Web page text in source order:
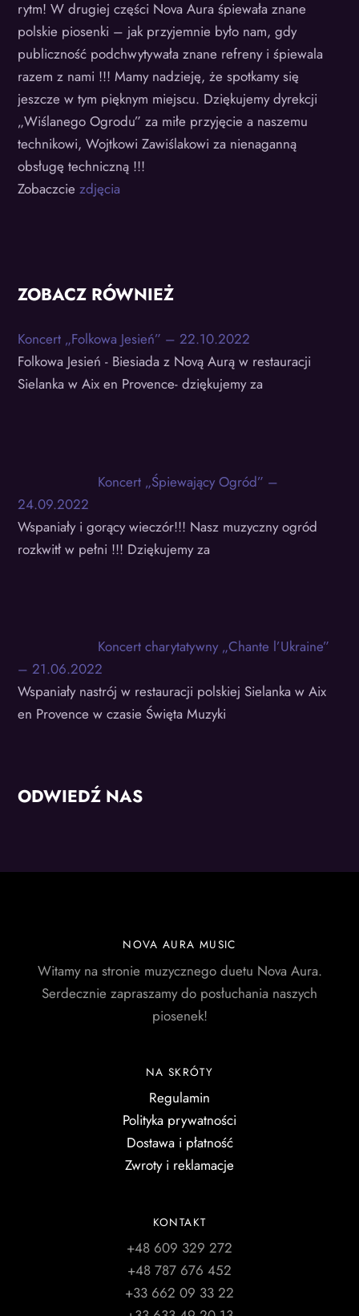
rytm! W drugiej części Nova Aura śpiewała znane
polskie piosenki – jak przyjemnie było nam, gdy
publiczność podchwytywała znane refreny i śpiewala
razem z nami !!! Mamy nadzieję, że spotkamy się
jeszcze w tym pięknym miejscu. Dziękujemy dyrekcji
„Wiślanego Ogrodu” za miłe przyjęcie a naszemu
technikowi, Wojtkowi Zawiślakowi za nienaganną
obsługę techniczną !!!
Zobaczciezdjęcia
ZOBACZ RÓWNIEŻ
Koncert „Folkowa Jesień” – 22.10.2022
Folkowa Jesień - Biesiada z Novą Aurą w restauracji
Sielanka w Aix en Provence- dziękujemy za
Koncert „Śpiewający Ogród” –
24.09.2022
Wspaniały i gorący wieczór!!! Nasz muzyczny ogród
rozkwitł w pełni !!! Dziękujemy za
Koncert charytatywny „Chante l’Ukraine”
– 21.06.2022
Wspaniały nastrój w restauracji polskiej Sielanka w Aix
en Provence w czasie Święta Muzyki
ODWIEDŹ NAS
NOVA AURA MUSIC
Witamy na stronie muzycznego duetu Nova Aura.
Serdecznie zapraszamy do posłuchania naszych
piosenek!
NA SKRÓTY
Regulamin
Polityka prywatności
Dostawa i płatność
Zwroty i reklamacje
KONTAKT
+48 609 329 272
+48 787 676 452
+33 662 09 33 22